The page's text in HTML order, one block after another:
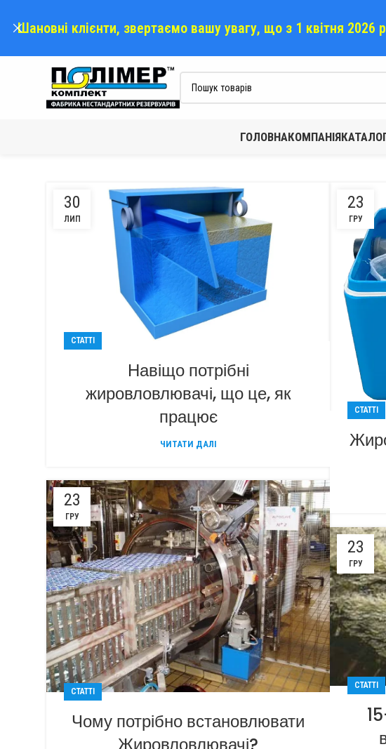
ГОЛОВНАКОМПАНІЯ
30
ЛИП
СТАТТІ
Навіщо потрібні
жировловлювачі, що це, як
працює
ЧИТАТИ ДАЛІ
23
ГРУ
СТАТТІ
23
ГРУ
СТАТТІ
Чому потрібно встановлювати
23
ГРУ
СТАТТІ
Шановні клієнти, звертаємо вашу увагу, що з 1 квітня 2026